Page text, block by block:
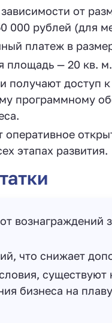
от
000 рублей (для
платеж в
площадь — 20 кв. м.
получают доступ
программному
оперативное
этапах развития.
что снижает
существуют
бизнеса на